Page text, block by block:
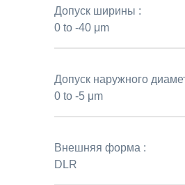
Допуск ширины :
0 to -40 μm
Допуск наружного
0 to -5 μm
Внешняя форма :
DLR